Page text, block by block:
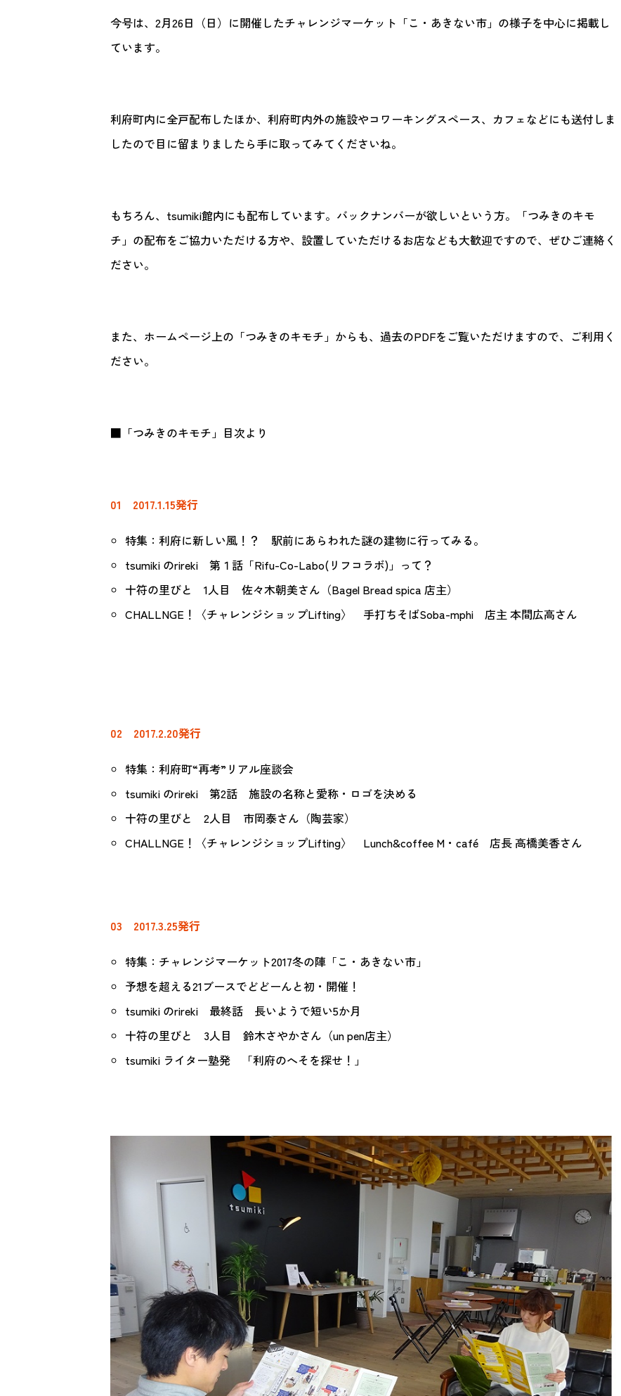
今号は、2月26日（日）に開催したチャレンジマーケット「こ・あきない市」の様子を中心に掲載し
ています。
利府町内に全戸配布したほか、利府町内外の施設やコワーキングスペース、カフェなどにも送付しま
したので目に留まりましたら手に取ってみてくださいね。
もちろん、tsumiki館内にも配布しています。バックナンバーが欲しいという方。「つみきのキモ
チ」の配布をご協力いただける方や、設置していただけるお店なども大歓迎ですので、ぜひご連絡く
ださい。
また、ホームページ上の「つみきのキモチ」からも、過去のPDFをご覧いただけますので、ご利用く
ださい。
■「つみきのキモチ」目次より
01 2017.1.15発行
特集：利府に新しい風！？ 駅前にあらわれた謎の建物に行ってみる。
tsumiki のrireki 第１話「Rifu-Co-Labo(リフコラボ)」って？
十符の里びと 1人目 佐々木朝美さん（Bagel Bread spica 店主）
CHALLNGE！〈チャレンジショップLifting〉 手打ちそばSoba-mphi 店主 本間広高さん
02 2017.2.20発行
特集：利府町“再考”リアル座談会
tsumiki のrireki 第2話 施設の名称と愛称・ロゴを決める
十符の里びと 2人目 市岡泰さん（陶芸家）
CHALLNGE！〈チャレンジショップLifting〉 Lunch&coffee M・café 店長 高橋美香さん
03 2017.3.25発行
特集：チャレンジマーケット2017冬の陣「こ・あきない市」
予想を超える21ブースでどどーんと初・開催！
tsumiki のrireki 最終話 長いようで短い5か月
十符の里びと 3人目 鈴木さやかさん（un pen店主）
tsumiki ライター塾発 「利府のへそを探せ！」